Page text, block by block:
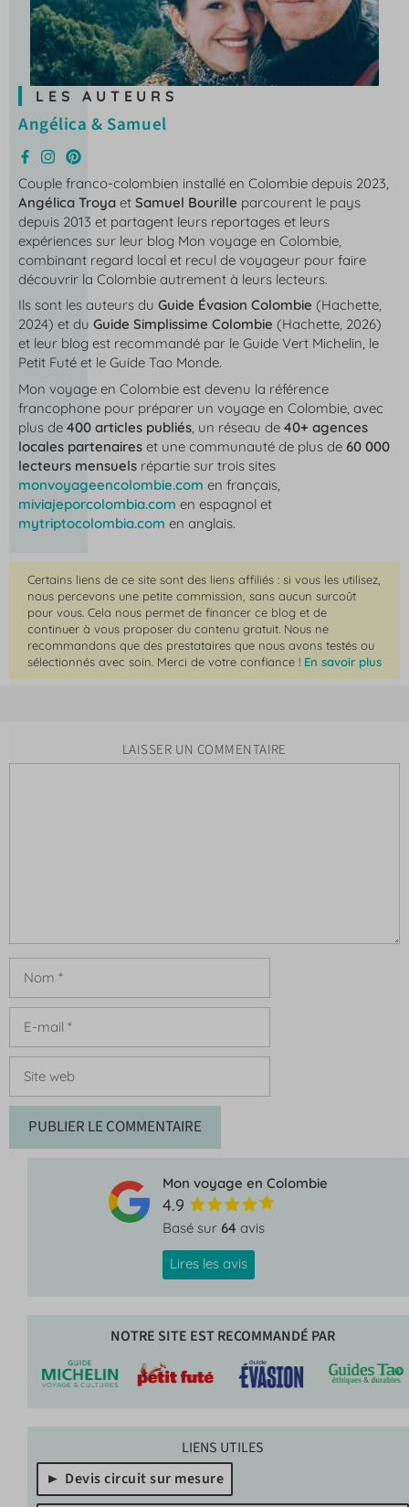
LES AUTEURS
Angélica & Samuel
Couple franco-colombien installé en Colombie depuis 2023,
Angélica Troya et Samuel Bourille parcourent le pays
depuis 2013 et partagent leurs reportages et leurs
expériences sur leur blog Mon voyage en Colombie
combinant regard local et recul de voyageur pour faire
découvrir la Colombie autrement à leurs lecteurs.
Ils sont les auteurs du Guide Évasion Colombie (Hachette,
2024) et du Guide Simplissime Colombie (Hachette, 2026)
et leur blog est recommandé par le Guide Vert Michelin, le
Petit Futé et le Guide Tao Monde.
Mon voyage en Colombie est devenu la référence
francophone pour préparer un voyage en Colombie, avec
plus de 400 articles publiés , un réseau de 40+ agences
locales partenaires et une communauté de plus de 60 000
lecteurs mensuels répartie sur trois sites
monvoyageencolombie.com en français,
miviajeporcolombia.com en espagnol et
mytriptocolombia.com en anglais.
Certains liens de ce site sont des liens affiliés : si vous les utilisez,
nous percevons une petite commission, sans aucun surcoût
pour vous. Cela nous permet de financer ce blog et de
continuer à vous proposer du contenu gratuit. Nous ne
recommandons que des prestataires que nous avons testés ou
sélectionnés avec soin. Merci de votre confiance ! En savoir plus
LAISSER UN COMMENTAIRE
mail
web
Mon voyage en Colombie
4.9
Basé sur 64 avis
Lires les avis
NOTRE SITE EST RECOMMANDÉ PAR
LIENS UTILES
Devis circuit sur mesure